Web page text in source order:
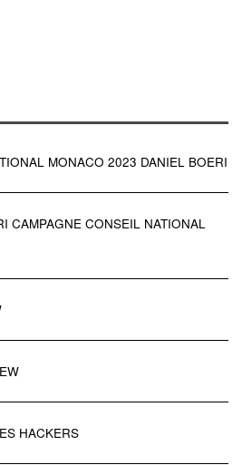
MONACO 2023 DANIEL BOERI
CAMPAGNE CONSEIL NATIONAL
HACKERS